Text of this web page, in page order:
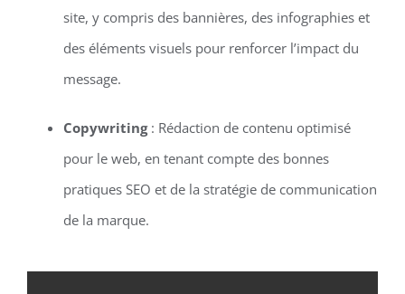
site, y compris des bannières, des infographies et
des éléments visuels pour renforcer l’impact du
message.
Copywriting: Rédaction de contenu optimisé
pour le web, en tenant compte des bonnes
pratiques SEO et de la stratégie de communication
de la marque.